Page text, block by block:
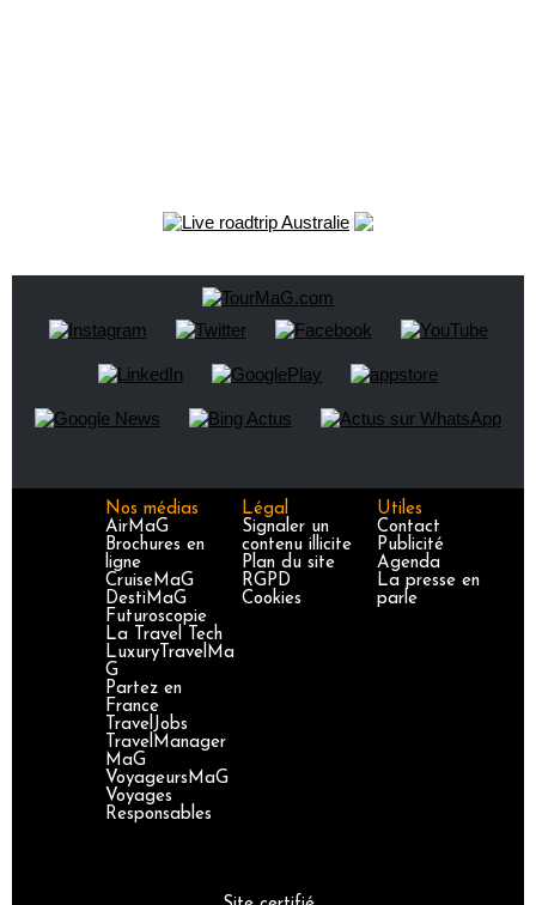
Nos médias
AirMaG
Brochures en
ligne
CruiseMaG
DestiMaG
Futuroscopie
La Travel Tech
LuxuryTravelMa
G
Partez en
France
TravelJobs
TravelManager
MaG
VoyageursMaG
Voyages
Responsables
Légal
Signaler un
contenu illicite
Plan du site
RGPD
Cookies
Utiles
Contact
Publicité
Agenda
La presse en
parle